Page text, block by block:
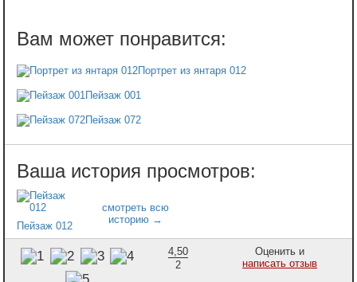
Портрет из янтаря 012
Пейзаж 001
Пейзаж 072
Пейзаж 012
4,50
2
Оценить и
написать отзыв